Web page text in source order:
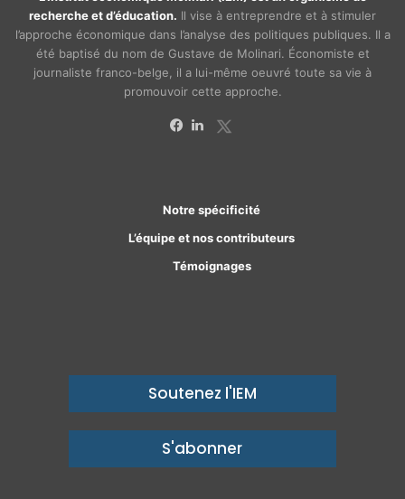
recherche et d’éducation. Il vise à entreprendre et à stimuler
l’approche économique dans l’analyse des politiques publiques. Il a
été baptisé du nom de Gustave de Molinari. Économiste et
journaliste franco-belge, il a lui-même oeuvré toute sa vie à
promouvoir cette approche.
Notre spécificité
L’équipe et nos contributeurs
Témoignages
Soutenez l'IEM
S'abonner